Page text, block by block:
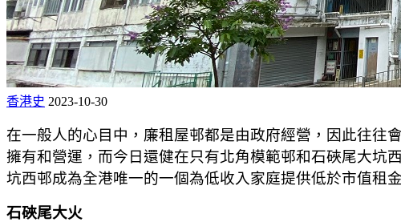
香港史 2023-10-30
在一般人的心目中，廉租屋邨都是由政府經營，因此往往
擁有和營運，而今日還健在只有北角模範邨和石硤尾大坑
坑西邨成為全港唯一的一個為低收入家庭提供低於市值租
石硤尾大火